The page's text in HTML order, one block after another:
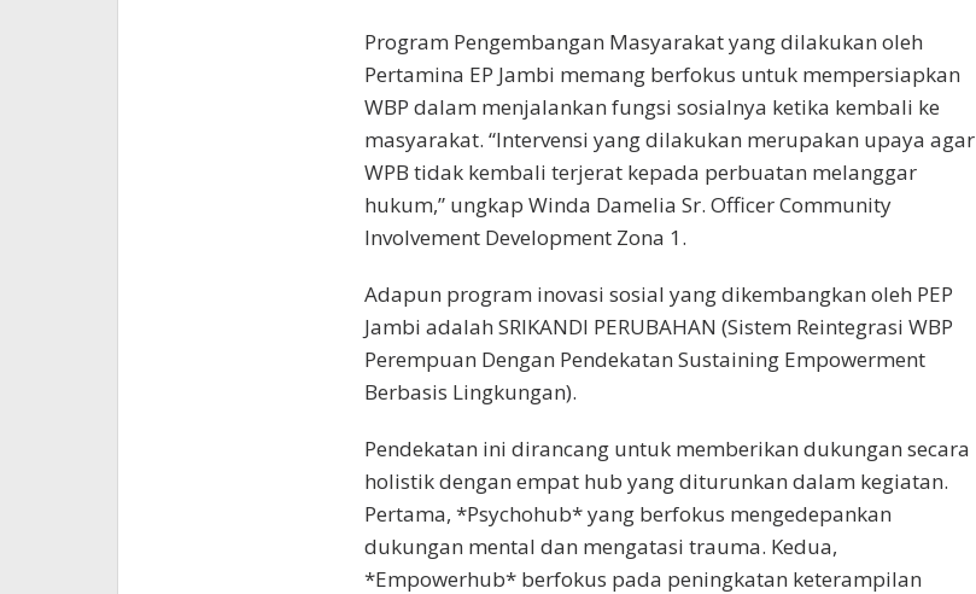
Program Pengembangan Masyarakat yang dilakukan oleh
Pertamina EP Jambi memang berfokus untuk mempersiapkan
WBP dalam menjalankan fungsi sosialnya ketika kembali ke
masyarakat. “Intervensi yang dilakukan merupakan upaya agar
WPB tidak kembali terjerat kepada perbuatan melanggar
hukum,” ungkap Winda Damelia Sr. Officer Community
Involvement Development Zona 1.
Adapun program inovasi sosial yang dikembangkan oleh PEP
Jambi adalah SRIKANDI PERUBAHAN (Sistem Reintegrasi WBP
Perempuan Dengan Pendekatan Sustaining Empowerment
Berbasis Lingkungan).
Pendekatan ini dirancang untuk memberikan dukungan secara
holistik dengan empat hub yang diturunkan dalam kegiatan.
Pertama, *Psychohub* yang berfokus mengedepankan
dukungan mental dan mengatasi trauma. Kedua,
*Empowerhub* berfokus pada peningkatan keterampilan